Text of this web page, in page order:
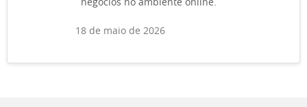
negócios no ambiente online.
18 de maio de 2026